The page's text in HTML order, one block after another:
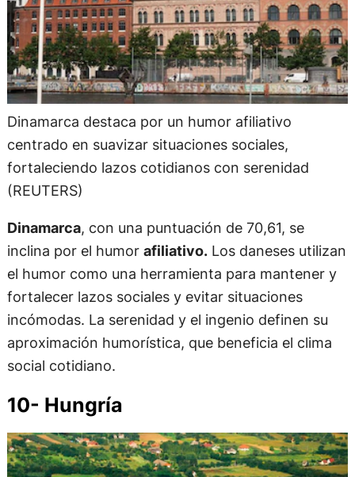
Dinamarca destaca por un humor afiliativo
centrado en suavizar situaciones sociales,
fortaleciendo lazos cotidianos con serenidad
(REUTERS)
Dinamarca, con una puntuación de 70,61, se
inclina por el humor afiliativo.Los daneses utilizan
el humor como una herramienta para mantener y
fortalecer lazos sociales y evitar situaciones
incómodas. La serenidad y el ingenio definen su
aproximación humorística, que beneficia el clima
social cotidiano.
10- Hungría